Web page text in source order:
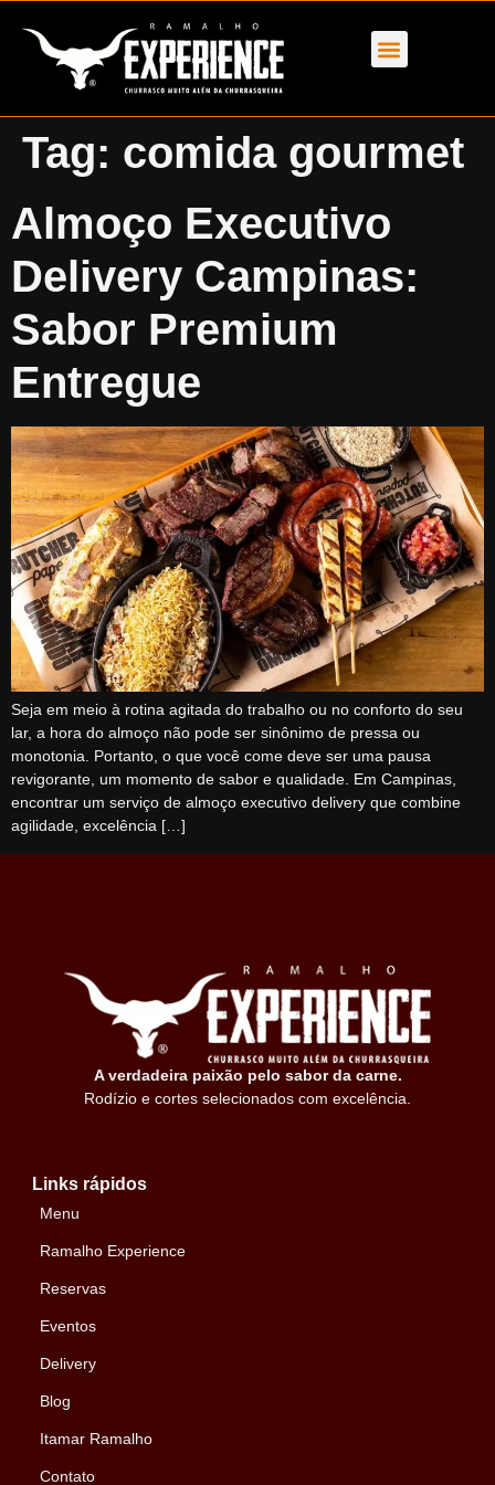
Tag: comida gourmet
Almoço Executivo
Delivery Campinas:
Sabor Premium
Entregue
Seja em meio à rotina agitada do trabalho ou no conforto do seu
lar, a hora do almoço não pode ser sinônimo de pressa ou
monotonia. Portanto, o que você come deve ser uma pausa
revigorante, um momento de sabor e qualidade. Em Campinas,
encontrar um serviço de almoço executivo delivery que combine
agilidade, excelência […]
A verdadeira paixão pelo sabor da carne.
Rodízio e cortes selecionados com excelência.
Links rápidos
Menu
Ramalho Experience
Reservas
Eventos
Delivery
Blog
Itamar Ramalho
Contato